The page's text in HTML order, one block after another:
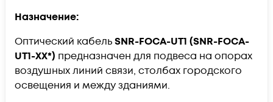
Назначение:
Оптический кабельSNR-FOCA-UT1 (SNR-FOCA-
UT1-ХХ*) предназначен для подвеса на опорах
воздушных линий связи, столбах городского
освещения и между зданиями.